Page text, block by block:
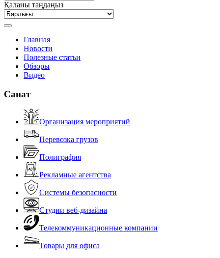
Қаланы таңдаңыз
Главная
Новости
Полезные статьи
Обзоры
Видео
Санат
Организация мероприятий
Перевозка грузов
Полиграфия
Рекламные агентства
Системы безопасности
Студии веб-дизайна
Телекоммуникационные компании
Товары для офиса